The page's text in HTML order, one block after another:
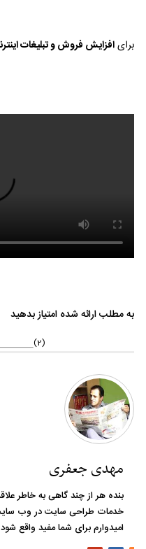
برایافزایش فروش و تبلیغات
به مطلب ارائه شده امتیاز بدهید
(2)
مهدی جعفری
بنده هر از چند گاهی به خاطر
خدمات طراحی سایت در وب
امیدوارم برای شما مفید واقع